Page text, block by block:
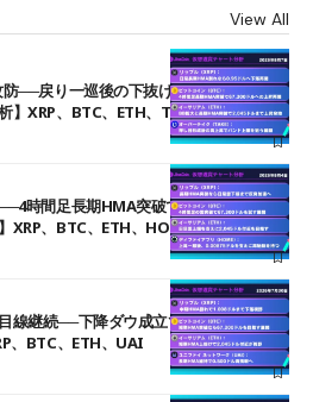
View All
──戻り一巡後の下抜けで0.95ドルを試
】XRP、BTC、ETH、TAKE
時間足長期HMA突破で雲下端を目指す
XRP、BTC、ETH、HOME
線継続──下降ダウ成立で下値追う展開
、BTC、ETH、UAI